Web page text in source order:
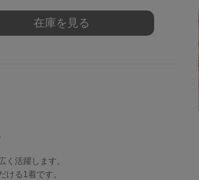
在庫を見る
活躍します。
る1着です。